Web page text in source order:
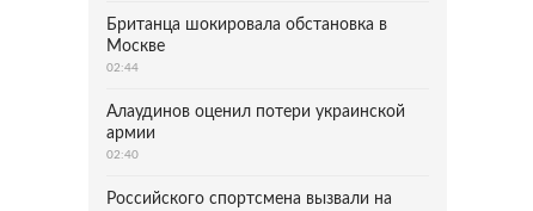
Британца шокировала обстановка в
Москве
02:44
Алаудинов оценил потери украинской
армии
02:40
Российского спортсмена вызвали на